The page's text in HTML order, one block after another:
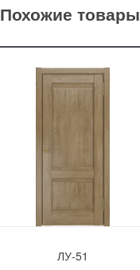
Похожие товары
УРБАН-2